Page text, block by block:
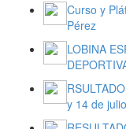
Curso y
Pérez
LOBINA
y 14 de julio